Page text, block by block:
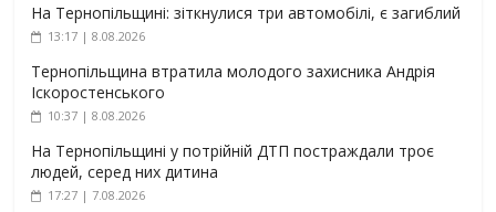
На Тернопільщині: зіткнулися три автомобілі, є загиблий
13:17 | 8.08.2026
Тернопільщина втратила молодого захисника Андрія
Іскоростенського
10:37 | 8.08.2026
На Тернопільщині у потрійній ДТП постраждали троє
людей, серед них дитина
17:27 | 7.08.2026